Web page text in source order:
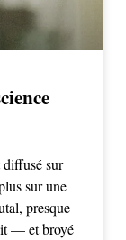
sur
sur une
presque
— et broyé